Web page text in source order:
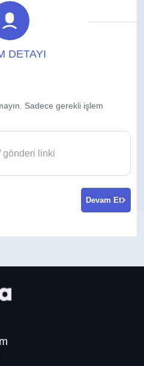
DETAYI
Sadece gerekli işlem
Devam Et